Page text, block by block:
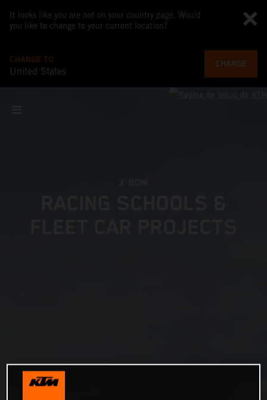
It looks like you are not on your country page. Would
you like to change to your current location?
CHANGE TO
United States
CHANGE